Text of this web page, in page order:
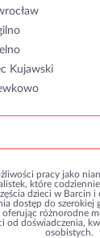
Kujawski
pracy jako
które
dzieci w Barcin i
dostęp do szerokiej
oferując różnorodne
od doświadczenia,
osobistych.